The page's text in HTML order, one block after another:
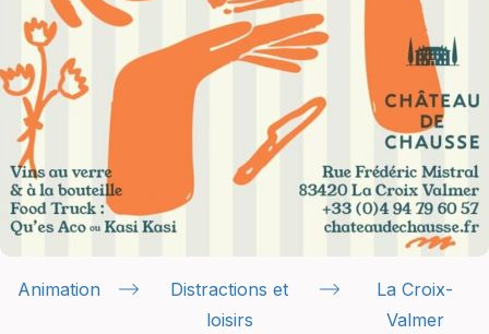
Animation
Distractions et
loisirs
La Croix-
Valmer